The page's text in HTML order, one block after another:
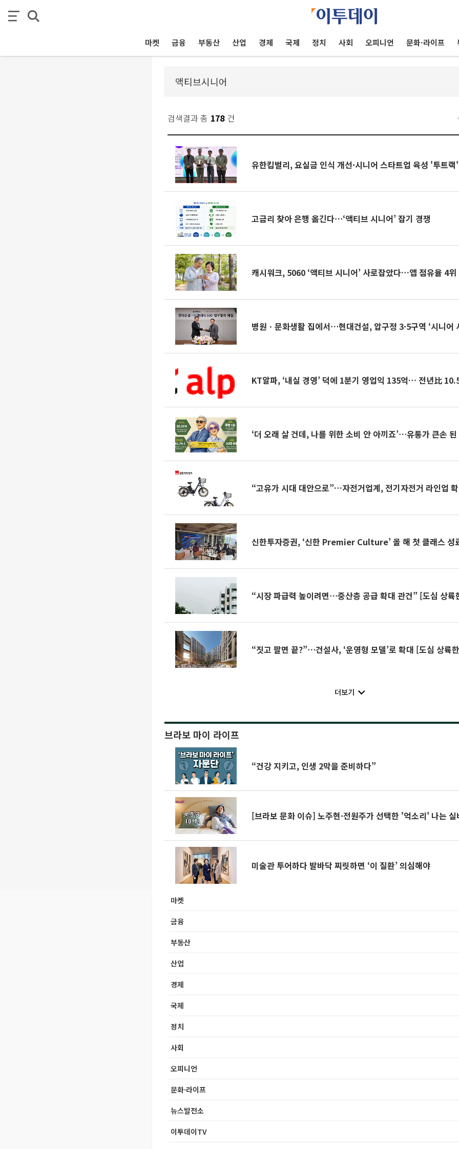
마켓 금융 부동산 산업 경제 국제 정치 사회 오피니언 문화·라이프
검색결과 총 178 건
유한킴벌리, 요실금 인식 개선·시니어 스타트업 육성 '투트랙'
고금리 찾아 은행 옮긴다⋯‘액티브 시니어’ 잡기 경쟁
캐시워크, 5060 ‘액티브 시니어’ 사로잡았다…앱 점유율 4위
병원ㆍ문화생활 집에서⋯현대건설, 압구정 3·5구역 ‘시니어
KT알파, ‘내실 경영’ 덕에 1분기 영업익 135억… 전년比
‘더 오래 살 건데, 나를 위한 소비 안 아끼죠’⋯유통가 큰손 된
“고유가 시대 대안으로”…자전거업계, 전기자전거 라인업
신한투자증권, ‘신한 Premier Culture’ 올 해 첫 클래스 성
“시장 파급력 높이려면⋯중산층 공급 확대 관건” [도심 상륙
“짓고 팔면 끝?”⋯건설사, ‘운영형 모델’로 확대 [도심 상륙
더보기
브라보 마이 라이프
“건강 지키고, 인생 2막을 준비하다”
[브라보 문화 이슈] 노주현·전원주가 선택한 '억소리' 나는 실
미술관 투어하다 발바닥 찌릿하면 ‘이 질환’ 의심해야
마켓
금융
부동산
산업
경제
국제
정치
사회
오피니언
문화·라이프
뉴스발전소
이투데이TV